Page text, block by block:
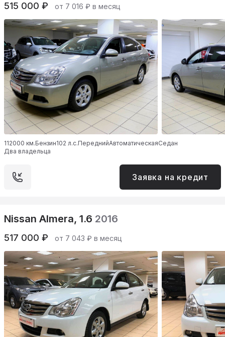
515 000 ₽ от 7 016 ₽ в месяц
112000 км.Бензин102 л.с.ПереднийАвтоматическаяСедан
Два владельца
Заявка на кредит
Nissan Almera, 1.6 2016
517 000 ₽ от 7 043 ₽ в месяц